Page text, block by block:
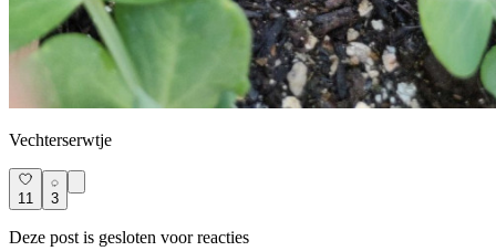
Vechterserwtje
11 3
Deze post is gesloten voor reacties